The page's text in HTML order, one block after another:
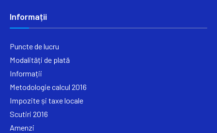
Informații
Puncte de lucru
Modalități de plată
Informații
Metodologie calcul 2016
Impozite și taxe locale
Scutiri 2016
Amenzi